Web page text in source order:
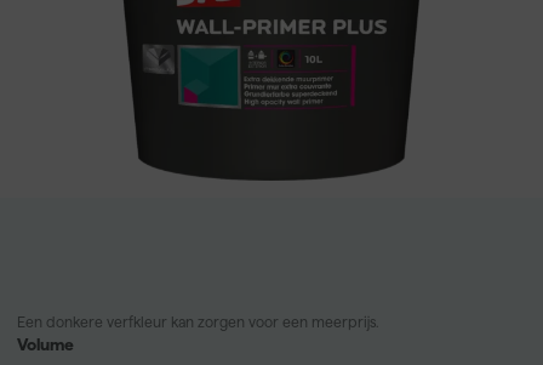
Een donkere verfkleur kan zorgen voor een meerprijs.
Volume